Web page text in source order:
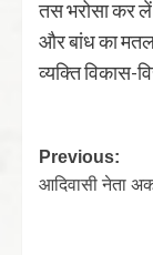
तस भरोसा कर
और बांध का
व्‍यक्ति विकास-
Previous:
आदिवासी नेता